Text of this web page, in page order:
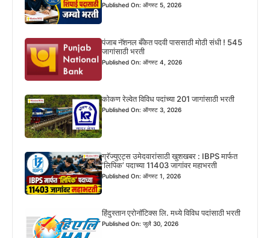
Published On: ऑगस्ट 5, 2026
पंजाब नॅशनल बँकेत पदवी पाससाठी मोठी संधी ! 545
जागांसाठी भरती
Published On: ऑगस्ट 4, 2026
कोकण रेल्वेत विविध पदांच्या 201 जागांसाठी भरती
Published On: ऑगस्ट 3, 2026
ग्रॅज्युएट्स उमेदवारांसाठी खुशखबर : IBPS मार्फत
‘लिपिक’ पदाच्या 11403 जागांवर महाभरती
Published On: ऑगस्ट 1, 2026
हिंदुस्तान एरोनॉटिक्स लि. मध्ये विविध पदांसाठी भरती
Published On: जुलै 30, 2026